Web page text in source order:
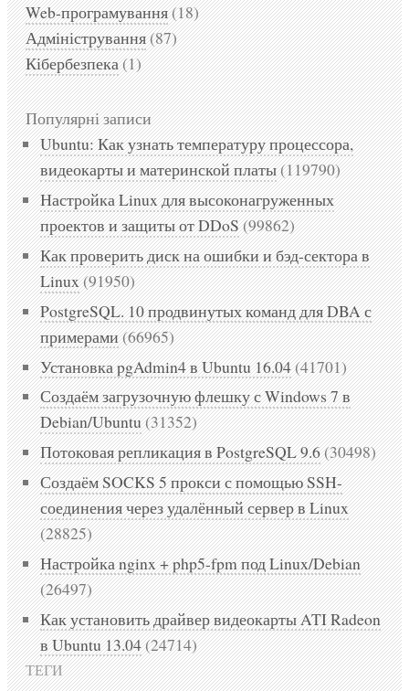
Web-програмування(18)
Адміністрування(87)
Кібербезпека(1)
Популярні записи
Ubuntu: Как узнать температуру процессора,
видеокарты и материнской платы(119790)
Настройка Linux для высоконагруженных
проектов и защиты от DDoS(99862)
Как проверить диск на ошибки и бэд-сектора в
Linux(91950)
PostgreSQL. 10 продвинутых команд для DBA с
примерами(66965)
Установка pgAdmin4 в Ubuntu 16.04(41701)
Создаём загрузочную флешку с Windows 7 в
Debian/Ubuntu(31352)
Потоковая репликация в PostgreSQL 9.6(30498)
Создаём SOCKS 5 прокси с помощью SSH-
соединения через удалённый сервер в Linux
(28825)
Настройка nginx + php5-fpm под Linux/Debian
(26497)
Как установить драйвер видеокарты ATI Radeon
в Ubuntu 13.04(24714)
ТЕГИ